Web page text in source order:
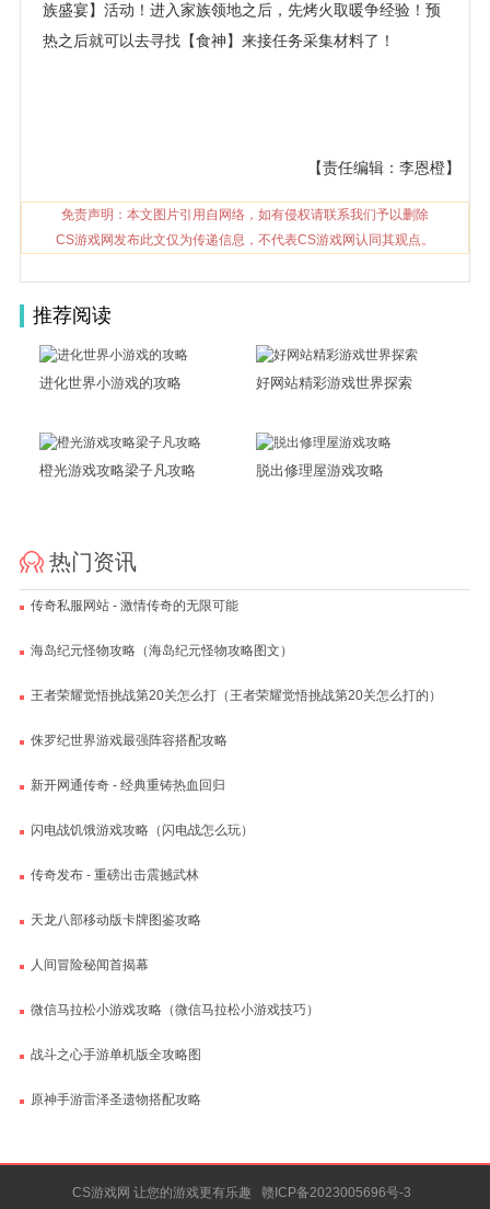
族盛宴】活动！进入家族领地之后，先烤火取暖争经验！预
热之后就可以去寻找【食神】来接任务采集材料了！
【责任编辑：李恩橙】
免责声明：本文图片引用自网络，如有侵权请联系我们予以删除
CS游戏网发布此文仅为传递信息，不代表CS游戏网认同其观点。
推荐阅读
进化世界小游戏的攻略 好网站精彩游戏世界探索
橙光游戏攻略梁子凡攻略 脱出修理屋游戏攻略
热门资讯
传奇私服网站 - 激情传奇的无限可能
海岛纪元怪物攻略（海岛纪元怪物攻略图文）
王者荣耀觉悟挑战第20关怎么打（王者荣耀觉悟挑战第20关怎么打的）
侏罗纪世界游戏最强阵容搭配攻略
新开网通传奇 - 经典重铸热血回归
闪电战饥饿游戏攻略（闪电战怎么玩）
传奇发布 - 重磅出击震撼武林
天龙八部移动版卡牌图鉴攻略
人间冒险秘闻首揭幕
微信马拉松小游戏攻略（微信马拉松小游戏技巧）
战斗之心手游单机版全攻略图
原神手游雷泽圣遗物搭配攻略
CS游戏网 让您的游戏更有乐趣 赣ICP备2023005696号-3